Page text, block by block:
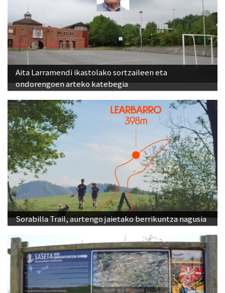
Aita Larramendi ikastolako sortzaileen eta
ondorengoen arteko katebegia
Sorabilla Trail, aurtengo jaietako berrikuntza nagusia